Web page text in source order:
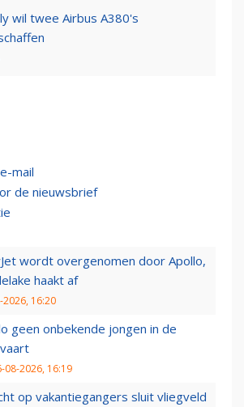
wil twee Airbus A380's
mail
de nieuwsbrief
wordt overgenomen door Apollo,
haakt af
2026, 16:20
geen onbekende jongen in de
08-2026, 16:19
op vakantiegangers sluit vliegveld